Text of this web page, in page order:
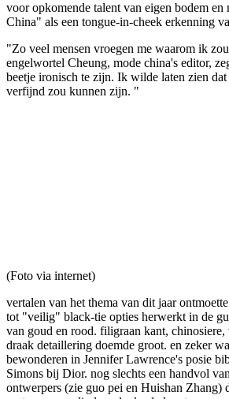
voor opkomende talent van eigen bodem en
China" als een tongue-in-cheek erkenning
"Zo veel mensen vroegen me waarom ik
engelwortel Cheung, mode china's editor,
beetje ironisch te zijn. Ik wilde laten zien dat
verfijnd zou kunnen zijn. "
(Foto via internet)
vertalen van het thema van dit jaar
tot "veilig" black-tie opties herwerkt in de
van goud en rood. filigraan kant,
draak detaillering doemde groot. en zeker
bewonderen in Jennifer Lawrence's posie
Simons bij Dior. nog slechts een handvol
ontwerpers (zie guo pei en Huishan Zhang)